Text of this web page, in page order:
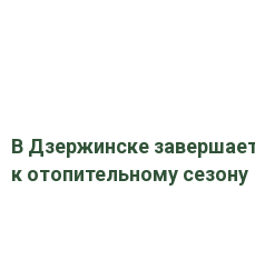
В Дзержинске
к отопительному сезону